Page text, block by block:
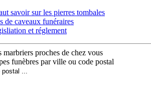
savoir sur les pierres tombales
de caveaux funéraires
et réglement
proches de chez vous
funèbres par ville ou code postal